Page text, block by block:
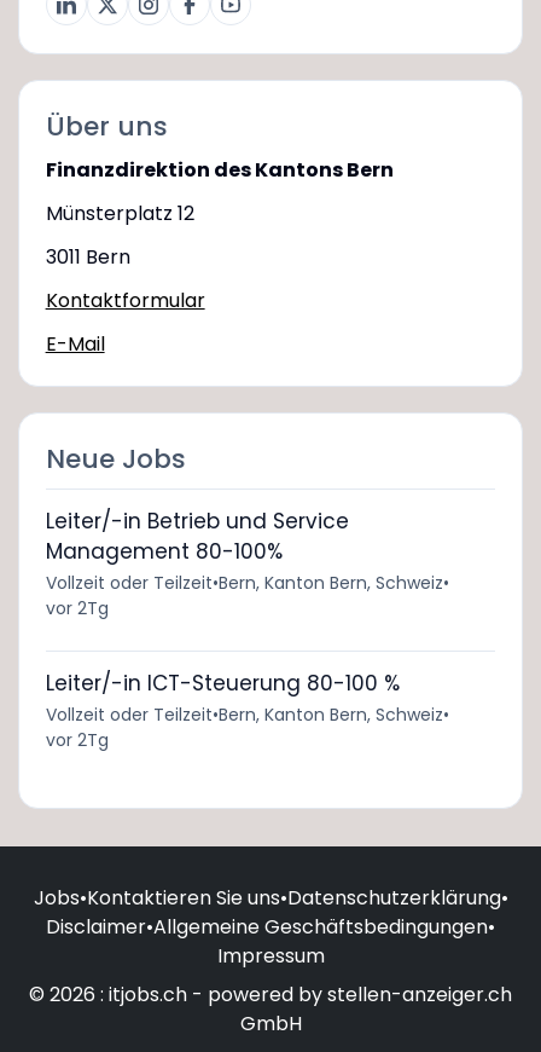
Über uns
Finanzdirektion des Kantons Bern
Münsterplatz 12
3011 Bern
Kontaktformular
E-Mail
Neue Jobs
Leiter/-in Betrieb und Service
Management 80-100%
Vollzeit oder Teilzeit•Bern, Kanton Bern, Schweiz•
vor 2Tg
Leiter/-in ICT-Steuerung 80-100 %
Vollzeit oder Teilzeit•Bern, Kanton Bern, Schweiz•
vor 2Tg
Jobs•Kontaktieren Sie uns•Datenschutzerklärung•
Disclaimer•Allgemeine Geschäftsbedingungen•
Impressum
© 2026 : itjobs.ch - powered by stellen-anzeiger.ch
GmbH